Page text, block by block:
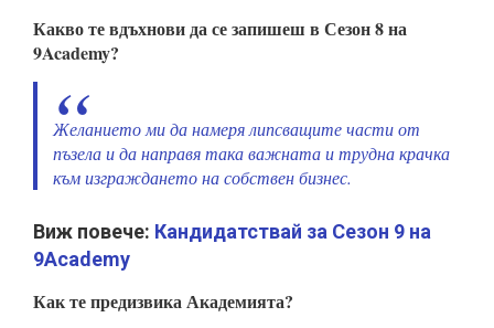
Какво те вдъхнови да се запишеш в Сезон 8 на
9Academy?
Желанието ми да намеря липсващите части от
пъзела и да направя така важната и трудна крачка
към изграждането на собствен бизнес.
Виж повече: Кандидатствай за Сезон 9 на
9Academy
Как те предизвика Академията?